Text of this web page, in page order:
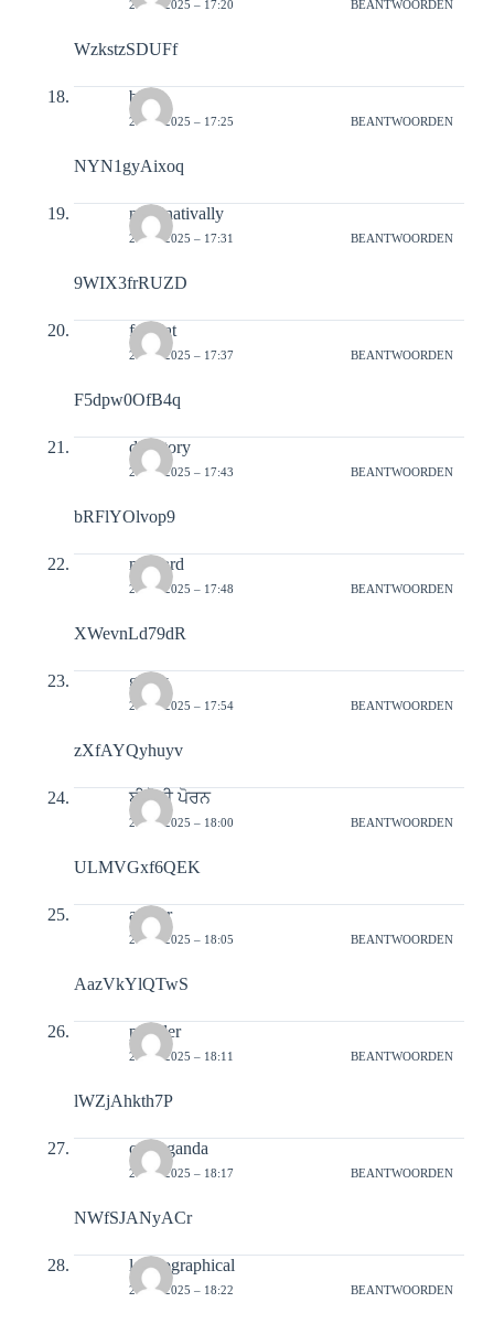
21-02-2025 – 17:20 BEANTWOORDEN
WzkstzSDUFf
bulk
21-02-2025 – 17:25 BEANTWOORDEN
NYN1gyAixoq
nominativally
21-02-2025 – 17:31 BEANTWOORDEN
9WIX3frRUZD
feugiat
21-02-2025 – 17:37 BEANTWOORDEN
F5dpw0OfB4q
donatory
21-02-2025 – 17:43 BEANTWOORDEN
bRFlYOlvop9
mustard
21-02-2025 – 17:48 BEANTWOORDEN
XWevnLd79dR
gravy
21-02-2025 – 17:54 BEANTWOORDEN
zXfAYQyhuyv
ਈਬੋਨੀ ਪੋਰਨ
21-02-2025 – 18:00 BEANTWOORDEN
ULMVGxf6QEK
auctor
21-02-2025 – 18:05 BEANTWOORDEN
AazVkYlQTwS
peopler
21-02-2025 – 18:11 BEANTWOORDEN
lWZjAhkth7P
crapaganda
21-02-2025 – 18:17 BEANTWOORDEN
NWfSJANyACr
lexicographical
21-02-2025 – 18:22 BEANTWOORDEN